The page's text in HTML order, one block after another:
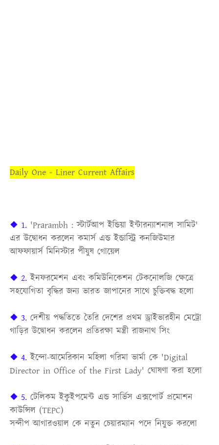
Daily One - Liner Current Affairs
❖ 1. 'Prarambh : স্টার্টআপ ইন্ডিয়া ইন্টারন্যাশনাল সামিট'
এর উদ্বোধন করলেন কমার্স এন্ড ইন্ডাস্ট্রি কনজিউমার
আফফায়ার্স মিনিস্টার পীযুষ গোয়েল
❖ 2.ইনফরমেশন এবং কমিউনিকেশন টেকনোলজি ক্ষেত্রে
সহযোগিতা বৃদ্ধির জন্য ভারত জাপানের সাথে চুক্তিবদ্ধ হলো
❖ 3. দেশীয় পদ্ধতিতে তৈরি দেশের প্রথম ড্রাইভারহীন মেট্রো
গাড়ির উদ্বোধন করলেন প্রতিরক্ষা মন্ত্রী রাজনাথ সিং
❖ 4.ইন্দো-আমেরিকান মহিলা গরিমা ভার্মা কে 'Digital
Director in Office of the First Lady' ঘোষণা করা হলো
❖ 5. টেলিকম ইকুইপমেন্ট এন্ড সার্ভিস এক্সপোর্ট প্রমোশন
কাউন্সিল (TEPC)
সন্দীপ আগারওয়াল কে নতুন চেয়ারম্যান পদে নিযুক্ত করলো